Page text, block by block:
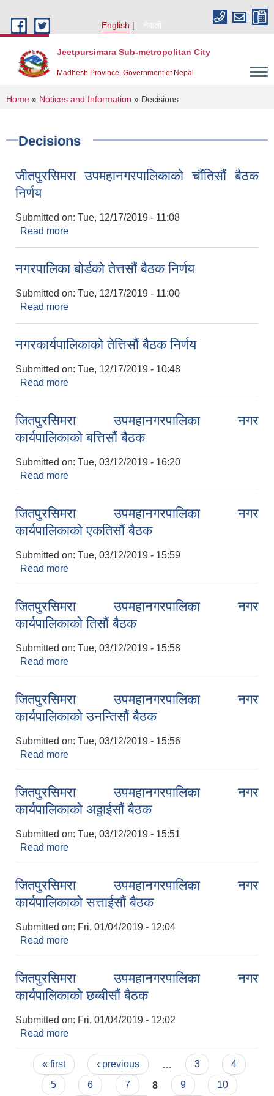
English
नेपाली
Jeetpursimara Sub-metropolitan City
Madhesh Province, Government of Nepal
You are here
Home » Notices and Information » Decisions
Decisions
जीतपुरसिमरा उपमहानगरपालिकाको चौंतिसौं बैठक
निर्णय
Submitted on: Tue, 12/17/2019 - 11:08
Read more
नगरपालिका बोर्डको तेत्तसौं बैठक निर्णय
Submitted on: Tue, 12/17/2019 - 11:00
Read more
नगरकार्यपालिकाको तेत्तिसौं बैठक निर्णय
Submitted on: Tue, 12/17/2019 - 10:48
Read more
जितपुरसिमरा उपमहानगरपालिका नगर
कार्यपालिकाको बत्तिसौं बैठक
Submitted on: Tue, 03/12/2019 - 16:20
Read more
जितपुरसिमरा उपमहानगरपालिका नगर
कार्यपालिकाको एकतिसौं बैठक
Submitted on: Tue, 03/12/2019 - 15:59
Read more
जितपुरसिमरा उपमहानगरपालिका नगर
कार्यपालिकाको तिसौं बैठक
Submitted on: Tue, 03/12/2019 - 15:58
Read more
जितपुरसिमरा उपमहानगरपालिका नगर
कार्यपालिकाको उनन्तिसौं बैठक
Submitted on: Tue, 03/12/2019 - 15:56
Read more
जितपुरसिमरा उपमहानगरपालिका नगर
कार्यपालिकाको अठ्ठाईसौं बैठक
Submitted on: Tue, 03/12/2019 - 15:51
Read more
जितपुरसिमरा उपमहानगरपालिका नगर
कार्यपालिकाको सत्ताईसौं बैठक
Submitted on: Fri, 01/04/2019 - 12:04
Read more
जितपुरसिमरा उपमहानगरपालिका नगर
कार्यपालिकाको छब्बीसौं बैठक
Submitted on: Fri, 01/04/2019 - 12:02
Read more
Pages
« first ‹ previous 3
4
5
6 7 8 9 10